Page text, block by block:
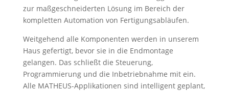
zur maßgeschneiderten Lösung im Bereich der
kompletten Automation von Fertigungsabläufen.
Weitgehend alle Komponenten werden in unserem
Haus gefertigt, bevor sie in die Endmontage
gelangen. Das schließt die Steuerung,
Programmierung und die Inbetriebnahme mit ein.
Alle MATHEUS-Applikationen sind intelligent geplant,